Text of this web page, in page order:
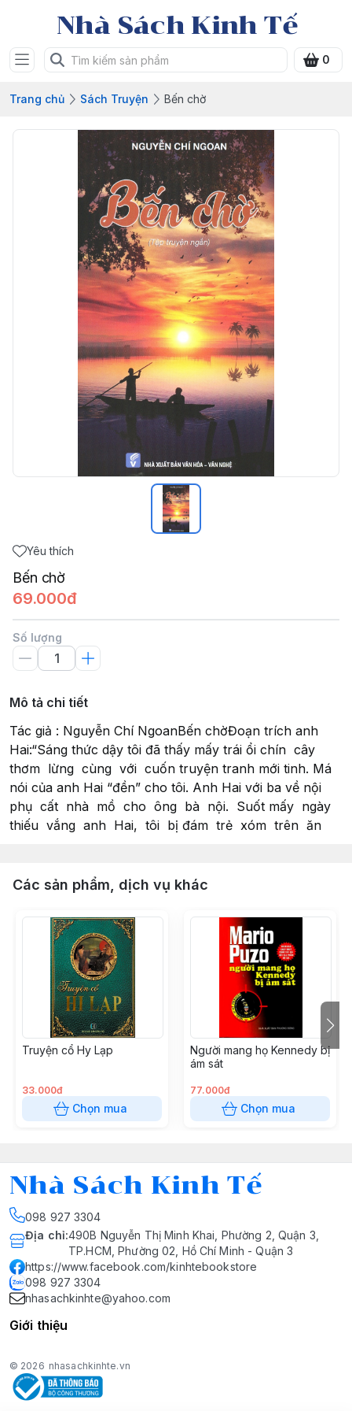
Nhà Sách Kinh Tế
0
Trang chủ Sách Truyện Bến chờ
Yêu thích
Bến chờ
69.000đ
Số lượng
Mô tả chi tiết
Tác giả : Nguyễn Chí NgoanBến chờĐoạn trích anh
Hai:“Sáng thức dậy tôi đã thấy mấy trái ổi chín cây
thơm lừng cùng với cuốn truyện tranh mới tinh. Má
nói của anh Hai “đền” cho tôi. Anh Hai với ba về nội
phụ cất nhà mồ cho ông bà nội. Suốt mấy ngày
thiếu vắng anh Hai, tôi bị đám trẻ xóm trên ăn
Các sản phẩm, dịch vụ khác
Truyện cổ Hy Lạp
33.000đ
Chọn mua
Người mang họ Kennedy bị
ám sát
77.000đ
Chọn mua
Nhà Sách Kinh Tế
098 927 3304
Địa chỉ:490B Nguyễn Thị Minh Khai, Phường 2, Quận 3,
TP.HCM, Phường 02, Hồ Chí Minh - Quận 3
https://www.facebook.com/kinhtebookstore
098 927 3304
nhasachkinhte@yahoo.com
Giới thiệu
© 2026 nhasachkinhte.vn